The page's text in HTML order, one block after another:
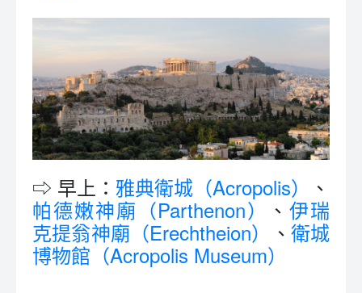
⇨ 早上： 雅典衛城（Acropolis）
、
帕德嫩神廟（Parthenon）
、伊瑞
克提翁神廟（Erechtheion）
、 衛城
博物館（Acropolis Museum）